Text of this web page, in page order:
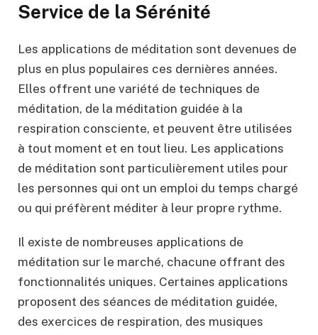
Service de la Sérénité
Les applications de méditation sont devenues de
plus en plus populaires ces dernières années.
Elles offrent une variété de techniques de
méditation, de la méditation guidée à la
respiration consciente, et peuvent être utilisées
à tout moment et en tout lieu. Les applications
de méditation sont particulièrement utiles pour
les personnes qui ont un emploi du temps chargé
ou qui préfèrent méditer à leur propre rythme.
Il existe de nombreuses applications de
méditation sur le marché, chacune offrant des
fonctionnalités uniques. Certaines applications
proposent des séances de méditation guidée,
des exercices de respiration, des musiques